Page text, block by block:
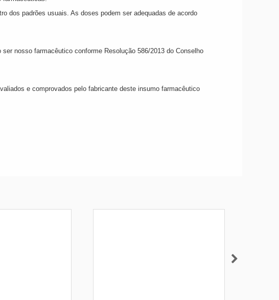
dos padrões usuais. As doses podem ser adequadas de acordo
nosso farmacêutico conforme Resolução 586/2013 do Conselho
e comprovados pelo fabricante deste insumo farmacêutico